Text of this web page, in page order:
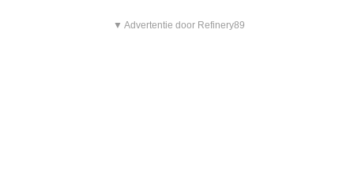
▼ Advertentie door Refinery89